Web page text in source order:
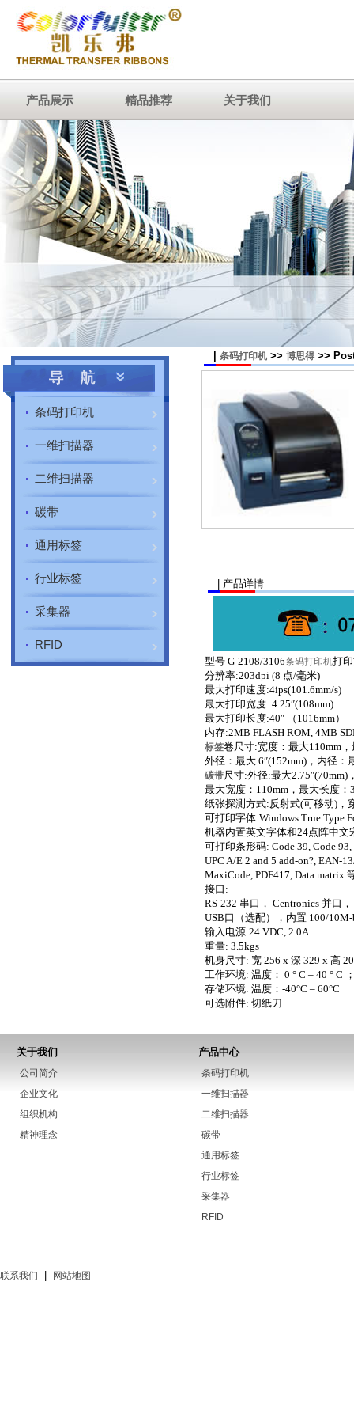
产品展示 精品推荐 关于我们
条码打印机
一维扫描器
二维扫描器
碳带
通用标签
行业标签
采集器
RFID
条码打印机 >> 博思得 >>
| 产品详情
型号 G-2108/3106条码打印机打
分辨率:203dpi (8 点/毫米)
最大打印速度:4ips(101.6mm/s)
最大打印宽度: 4.25″(108mm)
最大打印长度:40″ （1016mm）
内存:2MB FLASH ROM, 4MB
标签卷尺寸:宽度：最大110mm，
外径：最大 6″(152mm)，内径：
碳带尺寸:外径:最大2.75″(70mm)
最大宽度：110mm，最大长度：
纸张探测方式:反射式(可移动)，
可打印字体:Windows True Type
机器内置英文字体和24点阵中文
可打印条形码: Code 39, Code 93,
UPC A/E 2 and 5 add-on?, EAN-
MaxiCode, PDF417, Data matrix
接口:
RS-232 串口， Centronics 并口，
USB口（选配），内置 100/
输入电源:24 VDC, 2.0A
重量: 3.5kgs
机身尺寸: 宽 256 x 深 329 x 高
工作环境: 温度： 0 ° C – 40 ° C
存储环境: 温度：-40°C – 60°C
可选附件: 切纸刀
关于我们
公司简介
企业文化
组织机构
精神理念
产品中心
条码打印机
一维扫描器
二维扫描器
碳带
通用标签
行业标签
采集器
RFID
联系我们 网站地图